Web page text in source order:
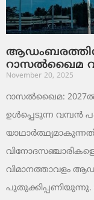
റാസൽഖൈമ
November 20, 2025
റാസൽഖൈമ:
ഉൾപ്പെടുന്ന വമ്പൻ
വിമാനത്താവളം
പുതുക്കിപ്പണിയുന്നു.